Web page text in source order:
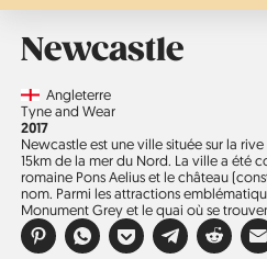
Newcastle
CountryAngleterre
Région
Tyne and Wear
Année
2017
Newcastle est une ville située sur la
15km de la mer du Nord. La ville a été
romaine Pons Aelius et le château
nom. Parmi les attractions
Monument Grey et le quai où se